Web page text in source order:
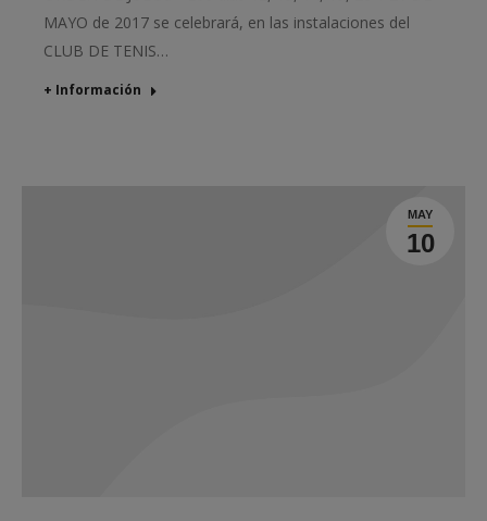
MAYO de 2017 se celebrará, en las instalaciones del
CLUB DE TENIS…
+ Información
MAY
10